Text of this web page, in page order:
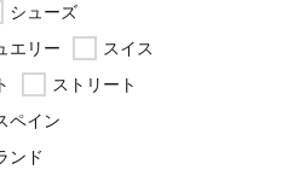
シューズ
エリー
スイス
ストリート
ペイン
ンド